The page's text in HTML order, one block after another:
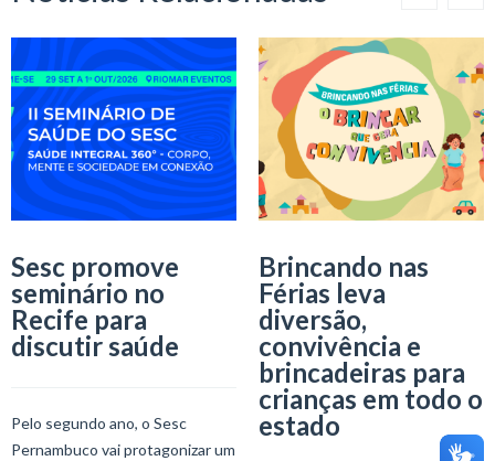
Sesc promove
seminário no
Recife para
discutir saúde
Pelo segundo ano, o Sesc
Pernambuco vai protagonizar um
Brincando nas
Férias leva
diversão,
convivência e
brincadeiras para
crianças em todo o
estado